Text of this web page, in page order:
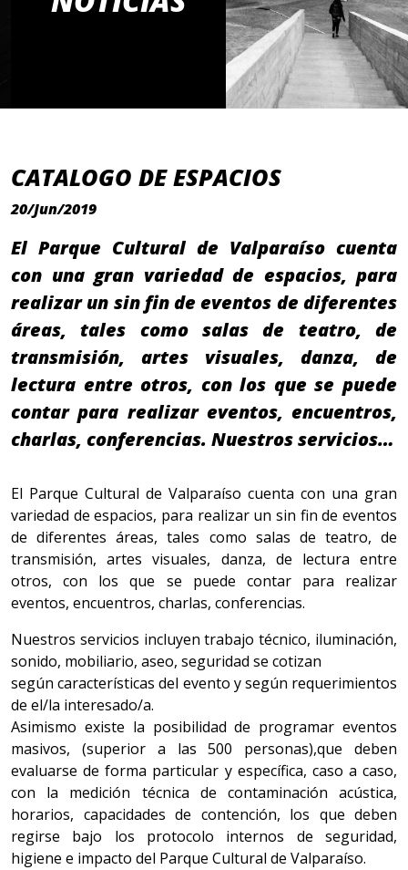
CATALOGO DE ESPACIOS
20/Jun/2019
El Parque Cultural de Valparaíso cuenta
con una gran variedad de espacios, para
realizar un sin fin de eventos de diferentes
áreas, tales como salas de teatro, de
transmisión, artes visuales, danza, de
lectura entre otros, con los que se puede
contar para realizar eventos, encuentros,
charlas, conferencias. Nuestros servicios…
El Parque Cultural de Valparaíso cuenta con una gran
variedad de espacios, para realizar un sin fin de eventos
de diferentes áreas, tales como salas de teatro, de
transmisión, artes visuales, danza, de lectura entre
otros, con los que se puede contar para realizar
eventos, encuentros, charlas, conferencias.
Nuestros servicios incluyen trabajo técnico, iluminación,
sonido, mobiliario, aseo, seguridad se cotizan
según características del evento y según requerimientos
de el/la interesado/a.
Asimismo existe la posibilidad de programar eventos
masivos, (superior a las 500 personas),que deben
evaluarse de forma particular y específica, caso a caso,
con la medición técnica de contaminación acústica,
horarios, capacidades de contención, los que deben
regirse bajo los protocolo internos de seguridad,
higiene e impacto del Parque Cultural de Valparaíso.